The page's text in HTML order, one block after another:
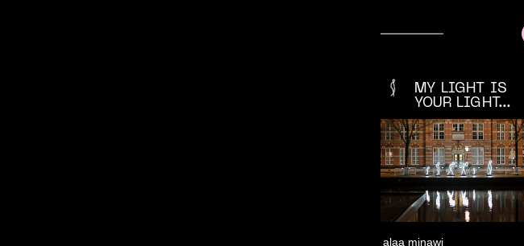
MY LIGHT IS
YOUR LIGHT...
alaa minawi